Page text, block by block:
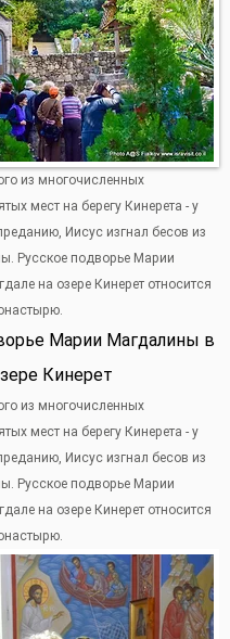
из многочисленных
мест на берегу Кинерета - у
Иисус изгнал бесов из
Русское подворье Марии
на озере Кинерет относится
Марии Магдалины в
Кинерет
из многочисленных
мест на берегу Кинерета - у
Иисус изгнал бесов из
Русское подворье Марии
на озере Кинерет относится